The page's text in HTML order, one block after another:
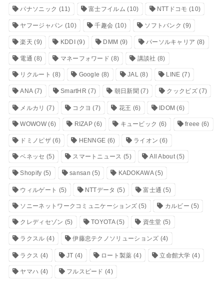
パナソニック (11) 富士フイルム (10) NTTドコモ (10)
ヤフージャパン (10) 千趣会 (10) ソフトバンク (9)
楽天 (9) KDDI (9) DMM (9) パーソルキャリア (8)
電通 (8) マネーフォワード (8) 講談社 (8)
リクルート (8) Google (8) JAL(8) LINE (7)
ANA(7) SmartHR (7) 朝日新聞 (7) クックビズ(7)
メルカリ (7) コクヨ (7) 花王 (6) IDOM (6)
WOWOW(6) RIZAP (6) キュービック (6) freee (6)
ドミノピザ(6) HENNGE (6) ライオン (6)
ベネッセ (5) スマートニュース (5) All About(5)
Shopify (5) sansan (5) KADOKAWA(5)
ウィルゲート (5) NTTデータ (5) 富士通 (5)
ソニーネットワークコミュニケーションズ (5) カルビー (5)
クレディセゾン (5) TOYOTA(5) 資生堂 (5)
ラクスル (4) 伊藤忠テクノソリューションズ (4)
ラクス (4) JT (4) ロート製薬 (4) 立命館大学 (4)
ヤマハ (4) フルスピード (4)